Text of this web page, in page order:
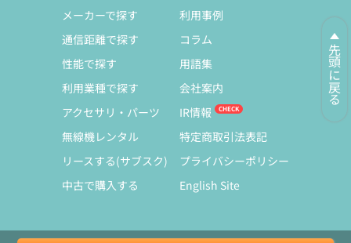
先頭に戻る
メーカーで探す
通信距離で探す
性能で探す
利用業種で探す
アクセサリ・パーツ
無線機レンタル
リースする(サブスク)
中古で購入する
利用事例
コラム
用語集
会社案内
IR情報
特定商取引法表記
プライバシーポリシー
English Site